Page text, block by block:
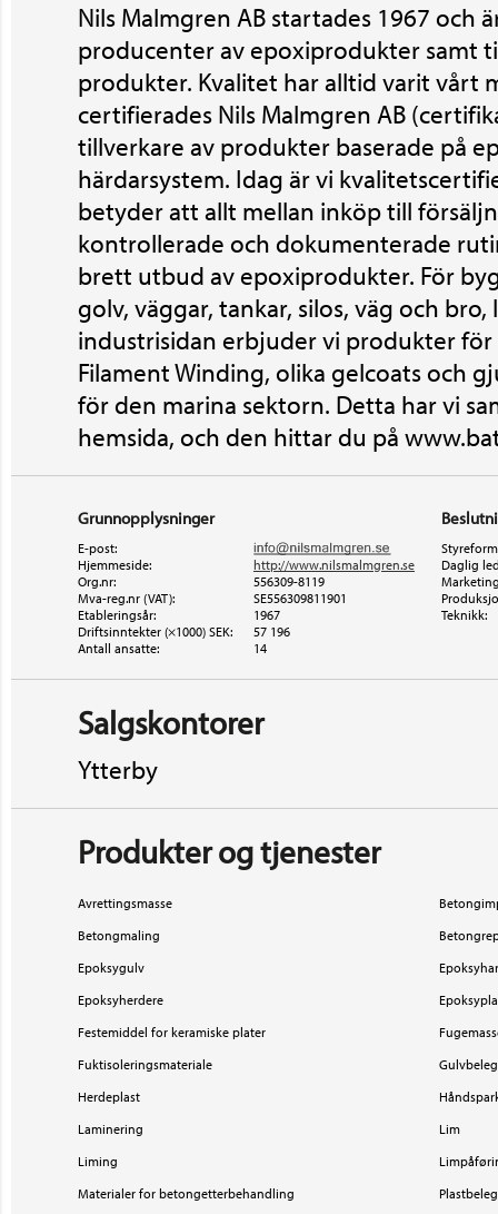
Nils Malmgren AB startades 1967 och
producenter av epoxiprodukter samt
produkter. Kvalitet har alltid varit vårt
certifierades Nils Malmgren AB
tillverkare av produkter baserade på
härdarsystem. Idag är vi
betyder att allt mellan inköp till
kontrollerade och dokumenterade
brett utbud av epoxiprodukter. För
golv, väggar, tankar, silos, väg och
industrisidan erbjuder vi produkter
Filament Winding, olika gelcoats och
för den marina sektorn. Detta har vi
hemsida, och den hittar du på
Grunnopplysninger
E-post:
Hjemmeside:
http://www.nilsmalmgren.se
Org.nr:
556309-8119
Mva-reg.nr (VAT):
SE556309811901
Etableringsår:
1967
Driftsinntekter (×1000) SEK:
57 196
Antall ansatte:
14
Daglig
Teknikk:
Salgskontorer
Ytterby
Produkter og tjenester
Avrettingsmasse
Betongmaling
Epoksygulv
Epoksyherdere
Festemiddel for keramiske plater
Fuktisoleringsmateriale
Herdeplast
Laminering
Lim
Liming
Materialer for betongetterbehandling